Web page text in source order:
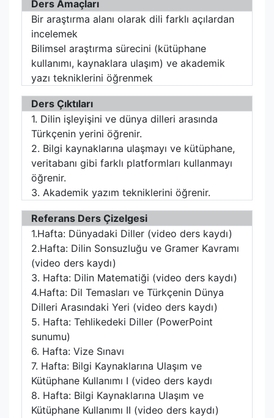
Ders Amaçları
Bir araştırma alanı olarak dili farklı açılardan
incelemek
Bilimsel araştırma sürecini (kütüphane
kullanımı, kaynaklara ulaşım) ve akademik
yazı tekniklerini öğrenmek
Ders Çıktıları
1. Dilin işleyişini ve dünya dilleri arasında
Türkçenin yerini öğrenir.
2. Bilgi kaynaklarına ulaşmayı ve kütüphane,
veritabanı gibi farklı platformları kullanmayı
öğrenir.
3. Akademik yazım tekniklerini öğrenir.
Referans Ders Çizelgesi
1.Hafta: Dünyadaki Diller (video ders kaydı)
2.Hafta: Dilin Sonsuzluğu ve Gramer Kavramı
(video ders kaydı)
3. Hafta: Dilin Matematiği (video ders kaydı)
4.Hafta: Dil Temasları ve Türkçenin Dünya
Dilleri Arasındaki Yeri (video ders kaydı)
5. Hafta: Tehlikedeki Diller (PowerPoint
sunumu)
6. Hafta: Vize Sınavı
7. Hafta: Bilgi Kaynaklarına Ulaşım ve
Kütüphane Kullanımı I (video ders kaydı
8. Hafta: Bilgi Kaynaklarına Ulaşım ve
Kütüphane Kullanımı II (video ders kaydı)